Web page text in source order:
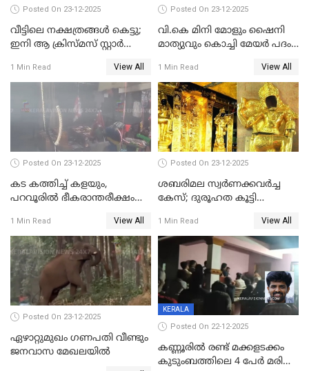
Posted On 23-12-2025
വീട്ടിലെ നക്ഷത്രങ്ങൾ കെട്ടു;
ഇനി ആ ക്രിസ്മസ് സ്റ്റാർ
വേണ്ടിയുള്ള
പിടിവലിക്കിടയിൽ
അപ്പൂപ്പനെതിരെ പോക്സോ
കേസ് ഒടുവിൽ 4 ജീവനുകൾ
പൊലിഞ്ഞു
1 Min Read View All
Posted On 23-12-2025
വി.കെ മിനി മോളും ഷൈനി
മാത്യുവും കൊച്ചി മേയർ പദം
മേയറാകില്ല
1 Min Read View All
Posted On 23-12-2025
കട കത്തിച്ച് കളയും,
പറവൂരില്‍ ഭീകരാന്തരീക്ഷം
1 Min Read View All
Posted On 23-12-2025
ശബരിമല സ്വര്‍ണക്കവര്‍ച്ച
കേസ്; ദുരൂഹത കൂട്ടി
1 Min Read View All
Posted On 23-12-2025
ഏഴാറ്റുമുഖം ഗണപതി വീണ്ടും
ജനവാസ മേഖലയിൽ
KERALA
Posted On 22-12-2025
കണ്ണൂരിൽ രണ്ട് മക്കളടക്കം
കുടുംബത്തിലെ 4 പേർ മരിച്ച